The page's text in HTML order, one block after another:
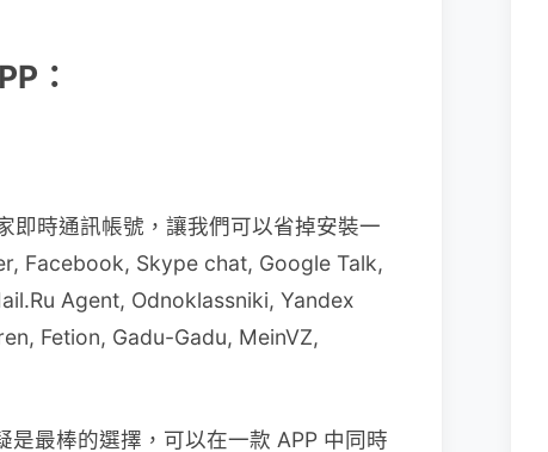
：
即時通訊帳號，讓我們可以省掉安裝一
Facebook, Skype chat, Google Talk,
Agent, Odnoklassniki, Yandex
Fetion, Gadu-Gadu, MeinVZ,
最棒的選擇，可以在一款 APP 中同時